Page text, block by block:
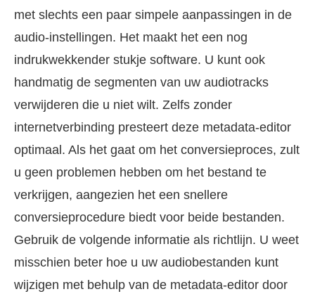
met slechts een paar simpele aanpassingen in de
audio-instellingen. Het maakt het een nog
indrukwekkender stukje software. U kunt ook
handmatig de segmenten van uw audiotracks
verwijderen die u niet wilt. Zelfs zonder
internetverbinding presteert deze metadata-editor
optimaal. Als het gaat om het conversieproces, zult
u geen problemen hebben om het bestand te
verkrijgen, aangezien het een snellere
conversieprocedure biedt voor beide bestanden.
Gebruik de volgende informatie als richtlijn. U weet
misschien beter hoe u uw audiobestanden kunt
wijzigen met behulp van de metadata-editor door